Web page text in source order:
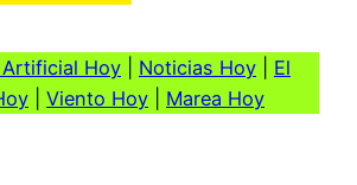
Hoy Noticias Hoy
El
Viento Hoy Marea Hoy